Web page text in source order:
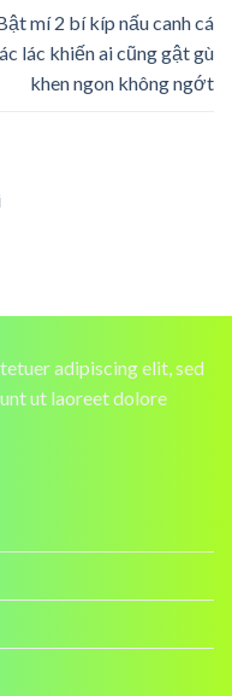
mí 2 bí kíp nấu canh cá
lác khiến ai cũng gật gù
khen ngon không ngớt
adipiscing elit, sed
ut laoreet dolore